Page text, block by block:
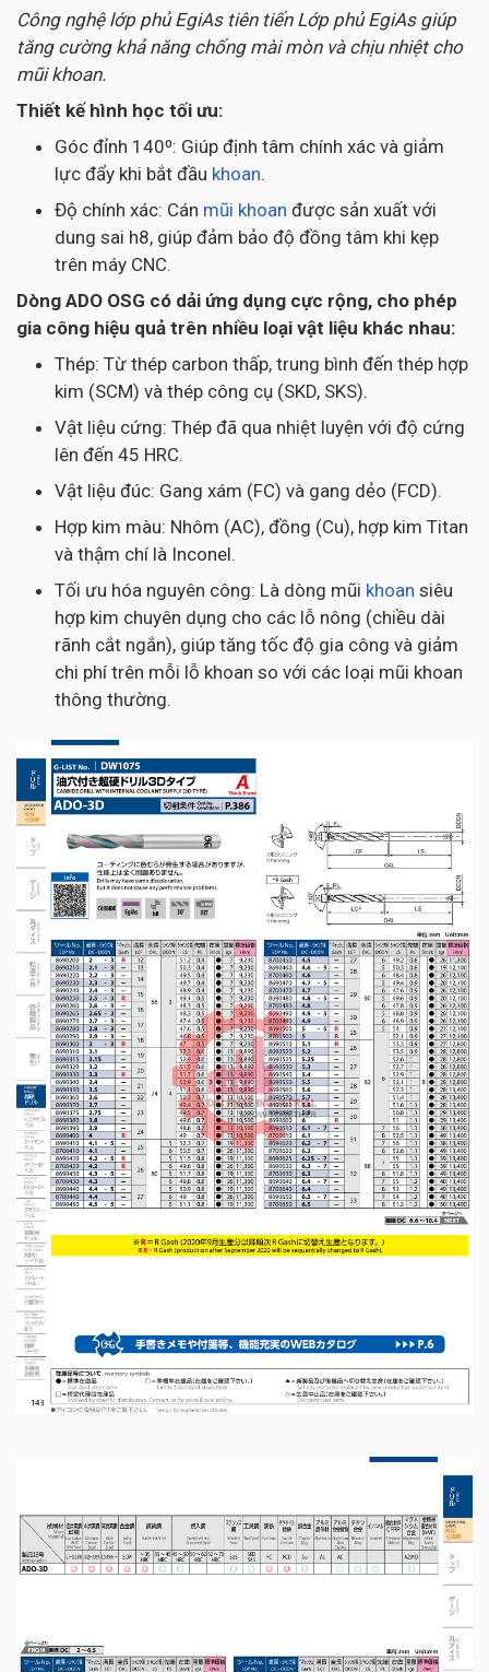
Công nghệ lớp phủ EgiAs tiên tiến Lớp phủ EgiAs giúp
tăng cường khả năng chống mài mòn và chịu nhiệt cho
mũi khoan.
Thiết kế hình học tối ưu:
Góc đỉnh 140⁰: Giúp định tâm chính xác và giảm
lực đẩy khi bắt đầu khoan.
Độ chính xác: Cán mũi khoan được sản xuất với
dung sai h8, giúp đảm bảo độ đồng tâm khi kẹp
trên máy CNC.
Dòng ADO OSG có dải ứng dụng cực rộng, cho phép
gia công hiệu quả trên nhiều loại vật liệu khác nhau:
Thép: Từ thép carbon thấp, trung bình đến thép hợp
kim (SCM) và thép công cụ (SKD, SKS).
Vật liệu cứng: Thép đã qua nhiệt luyện với độ cứng
lên đến 45 HRC.
Vật liệu đúc: Gang xám (FC) và gang dẻo (FCD).
Hợp kim màu: Nhôm (AC), đồng (Cu), hợp kim Titan
và thậm chí là Inconel.
Tối ưu hóa nguyên công: Là dòng mũi khoan siêu
hợp kim chuyên dụng cho các lỗ nông (chiều dài
rãnh cắt ngắn), giúp tăng tốc độ gia công và giảm
chi phí trên mỗi lỗ khoan so với các loại mũi khoan
thông thường.